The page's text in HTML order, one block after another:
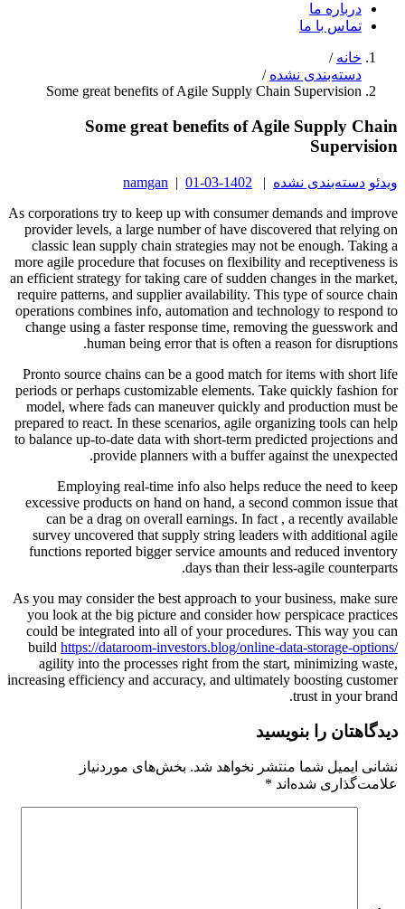
درباره ما
تماس با ما
خانه /
دسته‌بندی نشده /
Some great benefits of Agile Supply Chain Supervision
Some great benefits of Agile Supply Chain
Supervision
ویدئو دسته‌بندی نشده |
1402-03-01
|
namgan
As corporations try to keep up with consumer demands and improve
provider levels, a large number of have discovered that relying on
classic lean supply chain strategies may not be enough. Taking a
more agile procedure that focuses on flexibility and receptiveness is
an efficient strategy for taking care of sudden changes in the market,
require patterns, and supplier availability. This type of source chain
operations combines info, automation and technology to respond to
change using a faster response time, removing the guesswork and
human being error that is often a reason for disruptions.
Pronto source chains can be a good match for items with short life
periods or perhaps customizable elements. Take quickly fashion for
model, where fads can maneuver quickly and production must be
prepared to react. In these scenarios, agile organizing tools can help
to balance up-to-date data with short-term predicted projections and
provide planners with a buffer against the unexpected.
Employing real-time info also helps reduce the need to keep
excessive products on hand on hand, a second common issue that
can be a drag on overall earnings. In fact , a recently available
survey uncovered that supply string leaders with additional agile
functions reported bigger service amounts and reduced inventory
days than their less-agile counterparts.
As you may consider the best approach to your business, make sure
you look at the big picture and consider how perspicace practices
could be integrated into all of your procedures. This way you can
build https://dataroom-investors.blog/online-data-storage-options/
agility into the processes right from the start, minimizing waste,
increasing efficiency and accuracy, and ultimately boosting customer
trust in your brand.
دیدگاهتان را بنویسید
نشانی ایمیل شما منتشر نخواهد شد. بخش‌های موردنیاز
علامت‌گذاری شده‌اند *